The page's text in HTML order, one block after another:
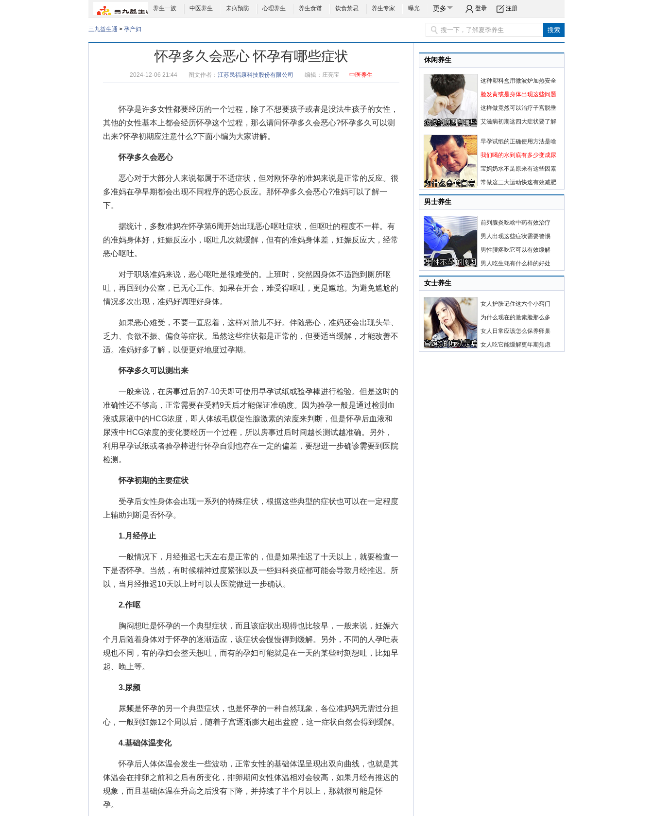
养生一族 中医养生 未病预防 心理养生 养生食谱 饮食禁忌 养生专家 曝光 更多 登录 注册
三九益生通 > 孕产妇
怀孕多久会恶心 怀孕有哪些症状
2024-12-06 21:44 图文作者： 江苏民福康科技股份有限公司 编辑： 庄亮宝 中医养生
怀孕是许多女性都要经历的一个过程，除了不想要孩子或者是没法生孩子的女性，
其他的女性基本上都会经历怀孕这个过程，那么请问怀孕多久会恶心?怀孕多久可以测
出来?怀孕初期应注意什么?下面小编为大家讲解。
怀孕多久会恶心
恶心对于大部分人来说都属于不适症状，但对刚怀孕的准妈来说是正常的反应。很
多准妈在孕早期都会出现不同程序的恶心反应。那怀孕多久会恶心?准妈可以了解一
下。
据统计，多数准妈在怀孕第6周开始出现恶心呕吐症状，但呕吐的程度不一样。有
的准妈身体好，妊娠反应小，呕吐几次就缓解，但有的准妈身体差，妊娠反应大，经常
恶心呕吐。
对于职场准妈来说，恶心呕吐是很难受的。上班时，突然因身体不适跑到厕所呕
吐，再回到办公室，已无心工作。如果在开会，难受得呕吐，更是尴尬。为避免尴尬的
情况多次出现，准妈好调理好身体。
如果恶心难受，不要一直忍着，这样对胎儿不好。伴随恶心，准妈还会出现头晕、
乏力、食欲不振、偏食等症状。虽然这些症状都是正常的，但要适当缓解，才能改善不
适。准妈好多了解，以便更好地度过孕期。
怀孕多久可以测出来
一般来说，在房事过后的7-10天即可使用早孕试纸或验孕棒进行检验。但是这时的
准确性还不够高，正常需要在受精9天后才能保证准确度。因为验孕一般是通过检测血
液或尿液中的HCG浓度，即人体绒毛膜促性腺激素的浓度来判断，但是怀孕后血液和
尿液中HCG浓度的变化要经历一个过程，所以房事过后时间越长测试越准确。另外，
利用早孕试纸或者验孕棒进行怀孕自测也存在一定的偏差，要想进一步确诊需要到医院
检测。
怀孕初期的主要症状
受孕后女性身体会出现一系列的特殊症状，根据这些典型的症状也可以在一定程度
上辅助判断是否怀孕。
1.月经停止
一般情况下，月经推迟七天左右是正常的，但是如果推迟了十天以上，就要检查一
下是否怀孕。当然，有时候精神过度紧张以及一些妇科炎症都可能会导致月经推迟。所
以，当月经推迟10天以上时可以去医院做进一步确认。
2.作呕
胸闷想吐是怀孕的一个典型症状，而且该症状出现得也比较早，一般来说，妊娠六
个月后随着身体对于怀孕的逐渐适应，该症状会慢慢得到缓解。另外，不同的人孕吐表
现也不同，有的孕妇会整天想吐，而有的孕妇可能就是在一天的某些时刻想吐，比如早
起、晚上等。
3.尿频
尿频是怀孕的另一个典型症状，也是怀孕的一种自然现象，各位准妈妈无需过分担
心，一般到妊娠12个周以后，随着子宫逐渐膨大超出盆腔，这一症状自然会得到缓解。
4.基础体温变化
怀孕后人体体温会发生一些波动，正常女性的基础体温呈现出双向曲线，也就是其
体温会在排卵之前和之后有所变化，排卵期间女性体温相对会较高，如果月经有推迟的
现象，而且基础体温在升高之后没有下降，并持续了半个月以上，那就很可能是怀
孕。
休闲养生
这种塑料盒用微波炉加热安全
脸发黄或是身体出现这些问题
这样做竟然可以治疗子宫脱垂
艾滋病初期这四大症状要了解
早孕试纸的正确使用方法是啥
我们喝的水到底有多少变成尿
宝妈奶水不足原来有这些因素
常做这三大运动快速有效减肥
男士养生
前列腺炎吃啥中药有效治疗
男人出现这些症状需要警惕
男性腰疼吃它可以有效缓解
男人吃生蚝有什么样的好处
女士养生
女人护肤记住这六个小窍门
为什么现在的激素脸那么多
女人日常应该怎么保养卵巢
女人吃它能缓解更年期焦虑